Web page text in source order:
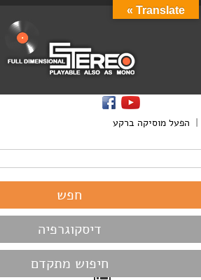
| הפעל מוסיקה ברקע
דיסקוגרפיה
חיפוש מתקדם
Translate »